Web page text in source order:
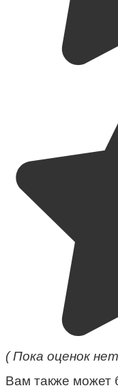
( Пока оценок
Вам также может